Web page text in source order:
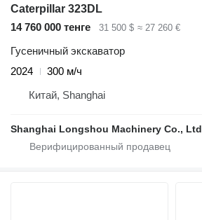
Caterpillar 323DL
14 760 000 тенге
31 500 $ ≈ 27 260 €
Гусеничный экскаватор
2024
300 м/ч
Китай, Shanghai
Shanghai Longshou Machinery Co., Ltd